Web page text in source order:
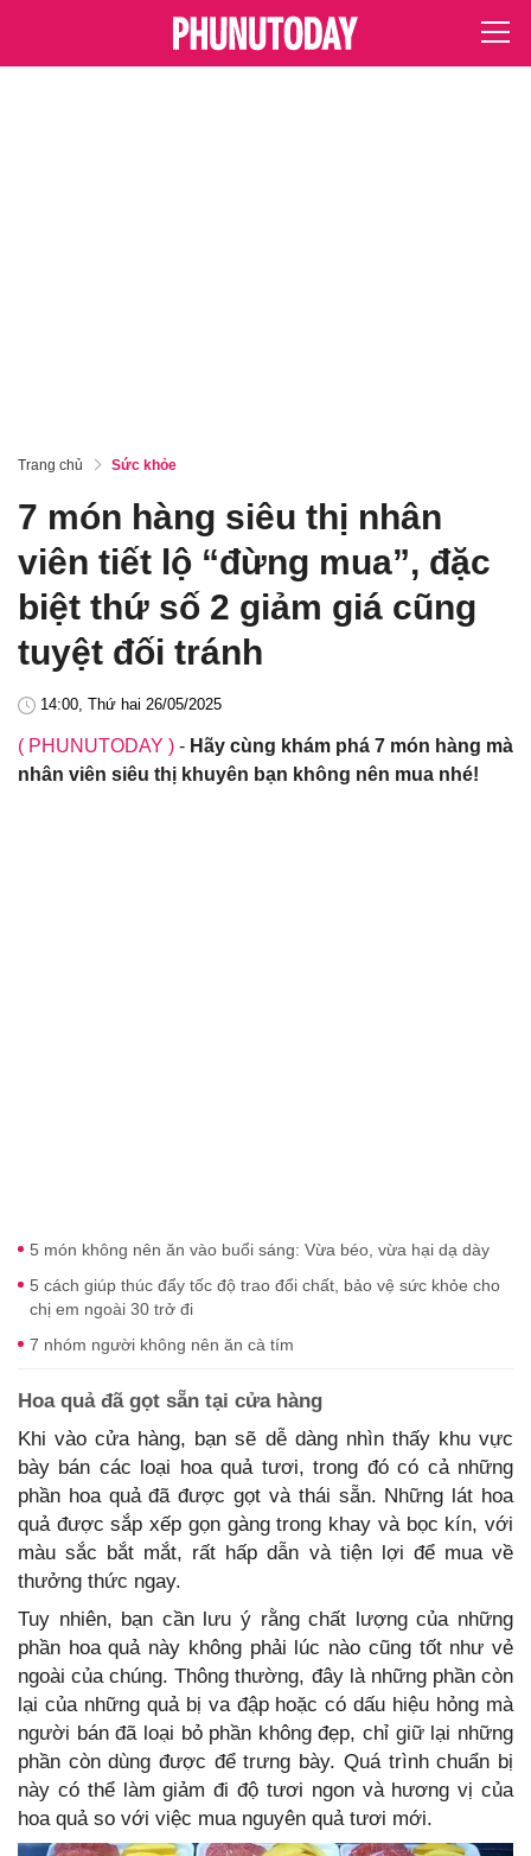
Trang chủ Sức khỏe
7 món hàng siêu thị nhân
viên tiết lộ “đừng mua”, đặc
biệt thứ số 2 giảm giá cũng
tuyệt đối tránh
14:00, Thứ hai 26/05/2025
( PHUNUTODAY ) - Hãy cùng khám phá 7 món hàng mà
nhân viên siêu thị khuyên bạn không nên mua nhé!
5 món không nên ăn vào buổi sáng: Vừa béo, vừa hại dạ dày
5 cách giúp thúc đẩy tốc độ trao đổi chất, bảo vệ sức khỏe cho
chị em ngoài 30 trở đi
7 nhóm người không nên ăn cà tím
Hoa quả đã gọt sẵn tại cửa hàng
Khi vào cửa hàng, bạn sẽ dễ dàng nhìn thấy khu vực
bày bán các loại hoa quả tươi, trong đó có cả những
phần hoa quả đã được gọt và thái sẵn. Những lát hoa
quả được sắp xếp gọn gàng trong khay và bọc kín, với
màu sắc bắt mắt, rất hấp dẫn và tiện lợi để mua về
thưởng thức ngay.
Tuy nhiên, bạn cần lưu ý rằng chất lượng của những
phần hoa quả này không phải lúc nào cũng tốt như vẻ
ngoài của chúng. Thông thường, đây là những phần còn
lại của những quả bị va đập hoặc có dấu hiệu hỏng mà
người bán đã loại bỏ phần không đẹp, chỉ giữ lại những
phần còn dùng được để trưng bày. Quá trình chuẩn bị
này có thể làm giảm đi độ tươi ngon và hương vị của
hoa quả so với việc mua nguyên quả tươi mới.